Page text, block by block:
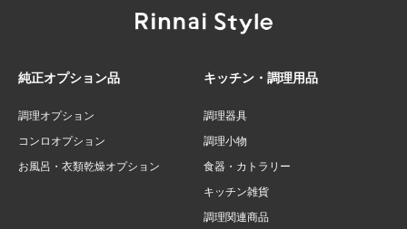
純正オプション品
調理オプション
コンロオプション
お風呂・衣類乾燥オプション
キッチン・調理用品
調理器具
調理小物
食器・カトラリー
キッチン雑貨
調理関連商品